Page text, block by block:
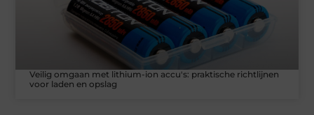
Veilig omgaan met lithium-ion accu's: praktische richtlijnen
voor laden en opslag